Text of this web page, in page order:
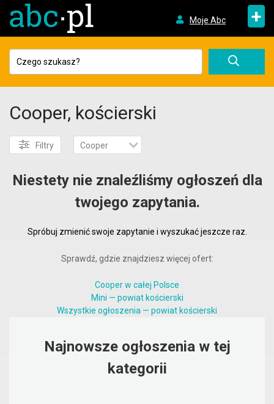
Moje Abc +
Cooper, kościerski
Filtry Cooper
Niestety nie znaleźliśmy ogłoszeń dla
twojego zapytania.
Spróbuj zmienić swoje zapytanie i wyszukać jeszcze raz.
Sprawdź, gdzie znajdziesz więcej ofert:
Cooper w całej Polsce
Mini — powiat kościerski
Wszystkie ogłoszenia — powiat kościerski
Najnowsze ogłoszenia w tej
kategorii